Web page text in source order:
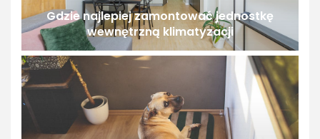
Gdzie najlepiej zamontować jednostkę
wewnętrzną klimatyzacji